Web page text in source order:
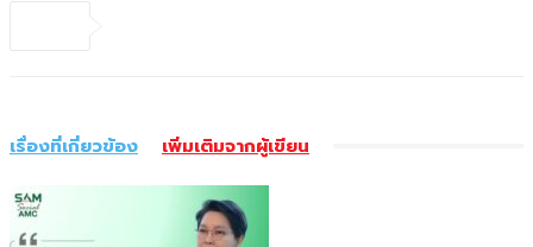
เรื่องที่เกี่ยวข้อง เพิ่มเติมจากผู้เขียน